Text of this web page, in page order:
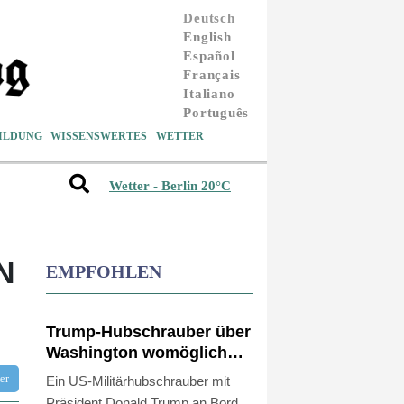
Deutsch
English
Español
Français
Italiano
Português
WISSENSWERTES WETTER
Wetter - Berlin 20°C
EMPFOHLEN
Trump-Hubschrauber über
Washington womöglich
Passagierflugzeug zu
nahe gekommen
Ein US-Militärhubschrauber mit